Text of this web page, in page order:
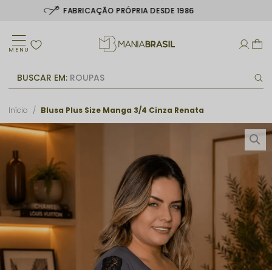
ATÉ 6X SEM JUROS
MENU
BUSCAR EM: ROUPAS
Início Blusa Plus Size Manga 3/4 Cinza Renata